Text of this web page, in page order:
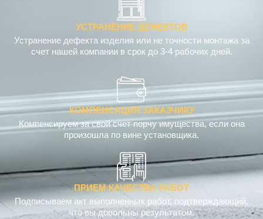
УСТРАНЕНИЕ ДЕФЕКТОВ
Устранение дефекта изделия или не точности монтажа за
счет нашей компании в срок до 3-4 рабочих дней.
КОМПЕНСАЦИЯ ЗАКАЗЧИКУ
Компенсируем за свой счет порчу имущества, если она
произошла по вине установщика.
ПРИЕМ КАЧЕСТВА РАБОТ
Подписываем акт выполненных работ, подтверждающий,
что вы довольны результатом.